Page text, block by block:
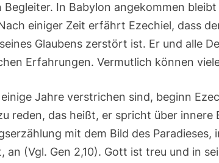
Begleiter. In Babylon angekommen
einiger Zeit erfährt Ezechiel, dass
Glaubens zerstört ist. Er und alle
Erfahrungen. Vermutlich können
Jahre verstrichen sind, beginn
reden, das heißt, er spricht über innere
mit dem Bild des Paradieses,
an (Vgl. Gen 2,10). Gott ist treu und in